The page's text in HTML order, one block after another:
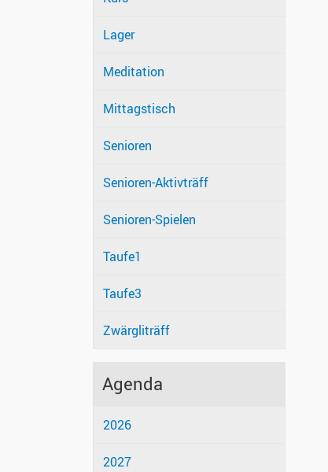
Lager
Meditation
Mittagstisch
Senioren
Senioren-Aktivträff
Senioren-Spielen
Taufe1
Taufe3
Zwärgliträff
Agenda
2026
2027